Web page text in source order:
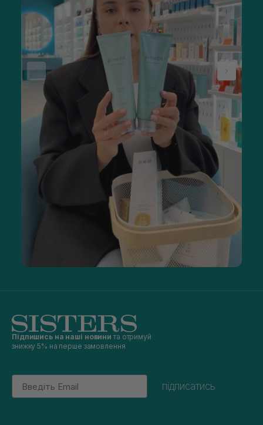
Підпишись на наші новини та отримуй
знижку 5% на перше замовлення
Email
підписатись